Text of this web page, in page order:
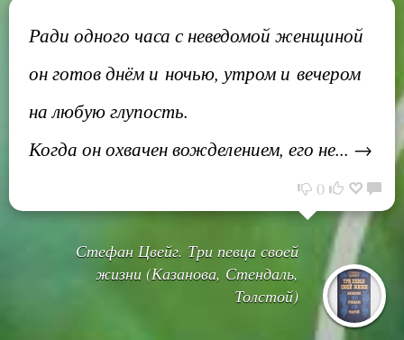
Ради одного часа с неведомой женщиной
он готов днём и ночью, утром и вечером
на любую глупость.
Когда он охвачен вожделением, его не... →
0
Стефан Цвейг. Три певца своей
жизни (Казанова, Стендаль,
Толстой)